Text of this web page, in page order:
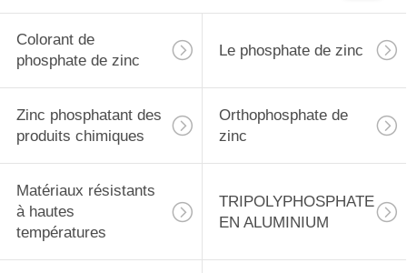
Colorant de
phosphate de zinc
Le phosphate de zinc
Zinc phosphatant des
produits chimiques
Orthophosphate de
zinc
Matériaux résistants
à hautes
températures
TRIPOLYPHOSPHATE
EN ALUMINIUM